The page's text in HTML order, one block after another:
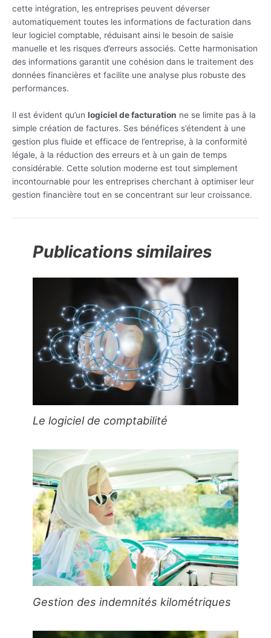
cette intégration, les entreprises peuvent déverser
automatiquement toutes les informations de facturation dans
leur logiciel comptable, réduisant ainsi le besoin de saisie
manuelle et les risques d’erreurs associés. Cette harmonisation
des informations garantit une cohésion dans le traitement des
données financières et facilite une analyse plus robuste des
performances.
Il est évident qu’un logiciel de facturation ne se limite pas à la
simple création de factures. Ses bénéfices s’étendent à une
gestion plus fluide et efficace de l’entreprise, à la conformité
légale, à la réduction des erreurs et à un gain de temps
considérable. Cette solution moderne est tout simplement
incontournable pour les entreprises cherchant à optimiser leur
gestion financière tout en se concentrant sur leur croissance.
Publications similaires
Le logiciel de comptabilité
Gestion des indemnités kilométriques